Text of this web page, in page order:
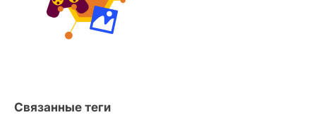
Связанные теги